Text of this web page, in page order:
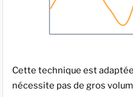
Cette technique est
nécessite pas de gros